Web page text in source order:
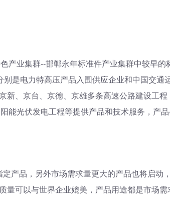
业集群--邯郸永年标准件产业集群中较早的
是电力特高压产品入围供应企业和中国交通
、京台、京德、京雄多条高速公路建设工
光伏发电工程等提供产品和技术服务，产
品，另外市场需求量更大的产品也将启动
可以与世界企业媲美，产品用途都是市场需